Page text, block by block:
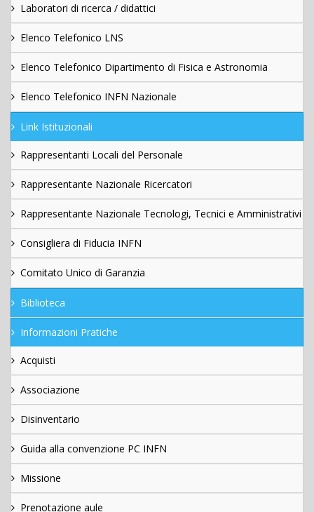
Laboratori di ricerca / didattici
Elenco Telefonico LNS
Elenco Telefonico Dipartimento di Fisica e Astronomia
Elenco Telefonico INFN Nazionale
Link Istituzionali
Rappresentanti Locali del Personale
Rappresentante Nazionale Ricercatori
Rappresentante Nazionale Tecnologi, Tecnici e Amministrativi
Consigliera di Fiducia INFN
Comitato Unico di Garanzia
Biblioteca
Informazioni Pratiche
Acquisti
Associazione
Disinventario
Guida alla convenzione PC INFN
Missione
Prenotazione aule